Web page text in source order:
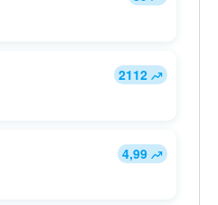
2112
4,99